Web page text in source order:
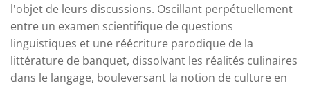
l'objet de leurs discussions. Oscillant perpétuellement
entre un examen scientifique de questions
linguistiques et une réécriture parodique de la
littérature de banquet, dissolvant les réalités culinaires
dans le langage, bouleversant la notion de culture en